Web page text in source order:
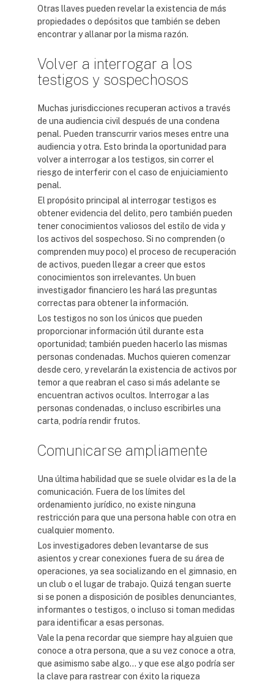
Otras llaves pueden revelar la existencia de más
propiedades o depósitos que también se deben
encontrar y allanar por la misma razón.
Volver a interrogar a los
testigos y sospechosos
Muchas jurisdicciones recuperan activos a través
de una audiencia civil después de una condena
penal. Pueden transcurrir varios meses entre una
audiencia y otra. Esto brinda la oportunidad para
volver a interrogar a los testigos, sin correr el
riesgo de interferir con el caso de enjuiciamiento
penal.
El propósito principal al interrogar testigos es
obtener evidencia del delito, pero también pueden
tener conocimientos valiosos del estilo de vida y
los activos del sospechoso. Si no comprenden (o
comprenden muy poco) el proceso de recuperación
de activos, pueden llegar a creer que estos
conocimientos son irrelevantes. Un buen
investigador financiero les hará las preguntas
correctas para obtener la información.
Los testigos no son los únicos que pueden
proporcionar información útil durante esta
oportunidad; también pueden hacerlo las mismas
personas condenadas. Muchos quieren comenzar
desde cero, y revelarán la existencia de activos por
temor a que reabran el caso si más adelante se
encuentran activos ocultos. Interrogar a las
personas condenadas, o incluso escribirles una
carta, podría rendir frutos.
Comunicarse ampliamente
Una última habilidad que se suele olvidar es la de la
comunicación. Fuera de los límites del
ordenamiento jurídico, no existe ninguna
restricción para que una persona hable con otra en
cualquier momento.
Los investigadores deben levantarse de sus
asientos y crear conexiones fuera de su área de
operaciones, ya sea socializando en el gimnasio, en
un club o el lugar de trabajo. Quizá tengan suerte
si se ponen a disposición de posibles denunciantes,
informantes o testigos, o incluso si toman medidas
para identificar a esas personas.
Vale la pena recordar que siempre hay alguien que
conoce a otra persona, que a su vez conoce a otra,
que asimismo sabe algo... y que ese algo podría ser
la clave para rastrear con éxito la riqueza